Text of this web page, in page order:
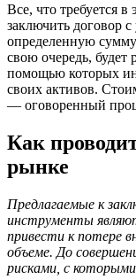
Все, что требуется
заключить договор
определенную
свою очередь, будет
помощью которых
своих активов.
— оговоренный
Как
рынке
Предлагаемые к
инструменты
привести к потере
объеме. До
рисками, с